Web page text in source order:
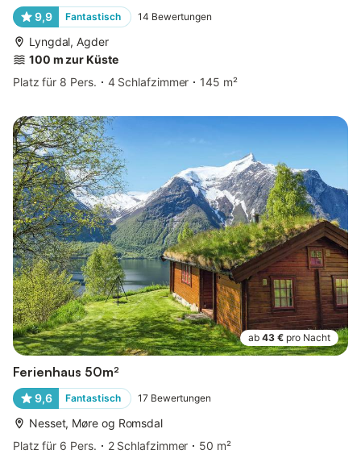
9,9 Fantastisch 14 Bewertungen
Lyngdal, Agder
100 m zur Küste
Platz für 8 Pers.
4 Schlafzimmer 145 m²
ab 43 € pro Nacht
Ferienhaus 50m²
9,6 Fantastisch 17 Bewertungen
Nesset, Møre og Romsdal
Platz für 6 Pers.
2 Schlafzimmer 50 m²